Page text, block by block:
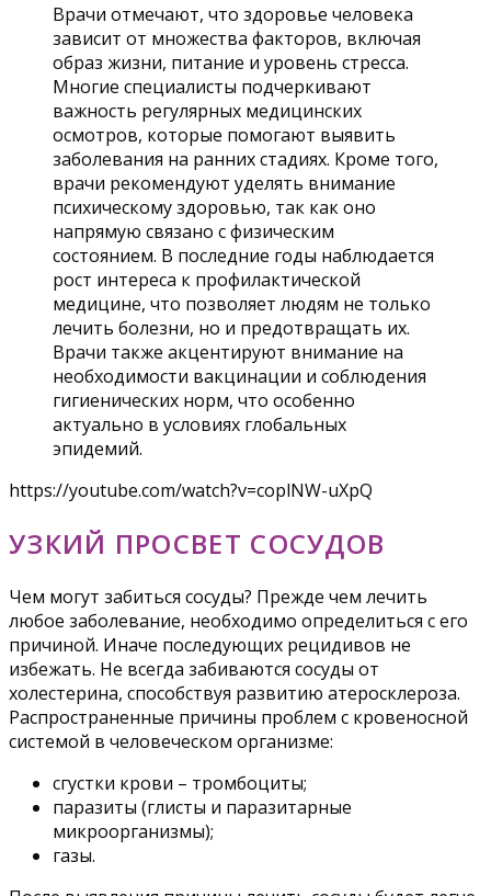
Врачи отмечают, что здоровье человека
зависит от множества факторов, включая
образ жизни, питание и уровень стресса.
Многие специалисты подчеркивают
важность регулярных медицинских
осмотров, которые помогают выявить
заболевания на ранних стадиях. Кроме того,
врачи рекомендуют уделять внимание
психическому здоровью, так как оно
напрямую связано с физическим
состоянием. В последние годы наблюдается
рост интереса к профилактической
медицине, что позволяет людям не только
лечить болезни, но и предотвращать их.
Врачи также акцентируют внимание на
необходимости вакцинации и соблюдения
гигиенических норм, что особенно
актуально в условиях глобальных
эпидемий.
https://youtube.com/watch?v=coplNW-uXpQ
УЗКИЙ ПРОСВЕТ СОСУДОВ
Чем могут забиться сосуды? Прежде чем лечить
любое заболевание, необходимо определиться с его
причиной. Иначе последующих рецидивов не
избежать. Не всегда забиваются сосуды от
холестерина, способствуя развитию атеросклероза.
Распространенные причины проблем с кровеносной
системой в человеческом организме:
сгустки крови – тромбоциты;
паразиты (глисты и паразитарные
микроорганизмы);
газы.